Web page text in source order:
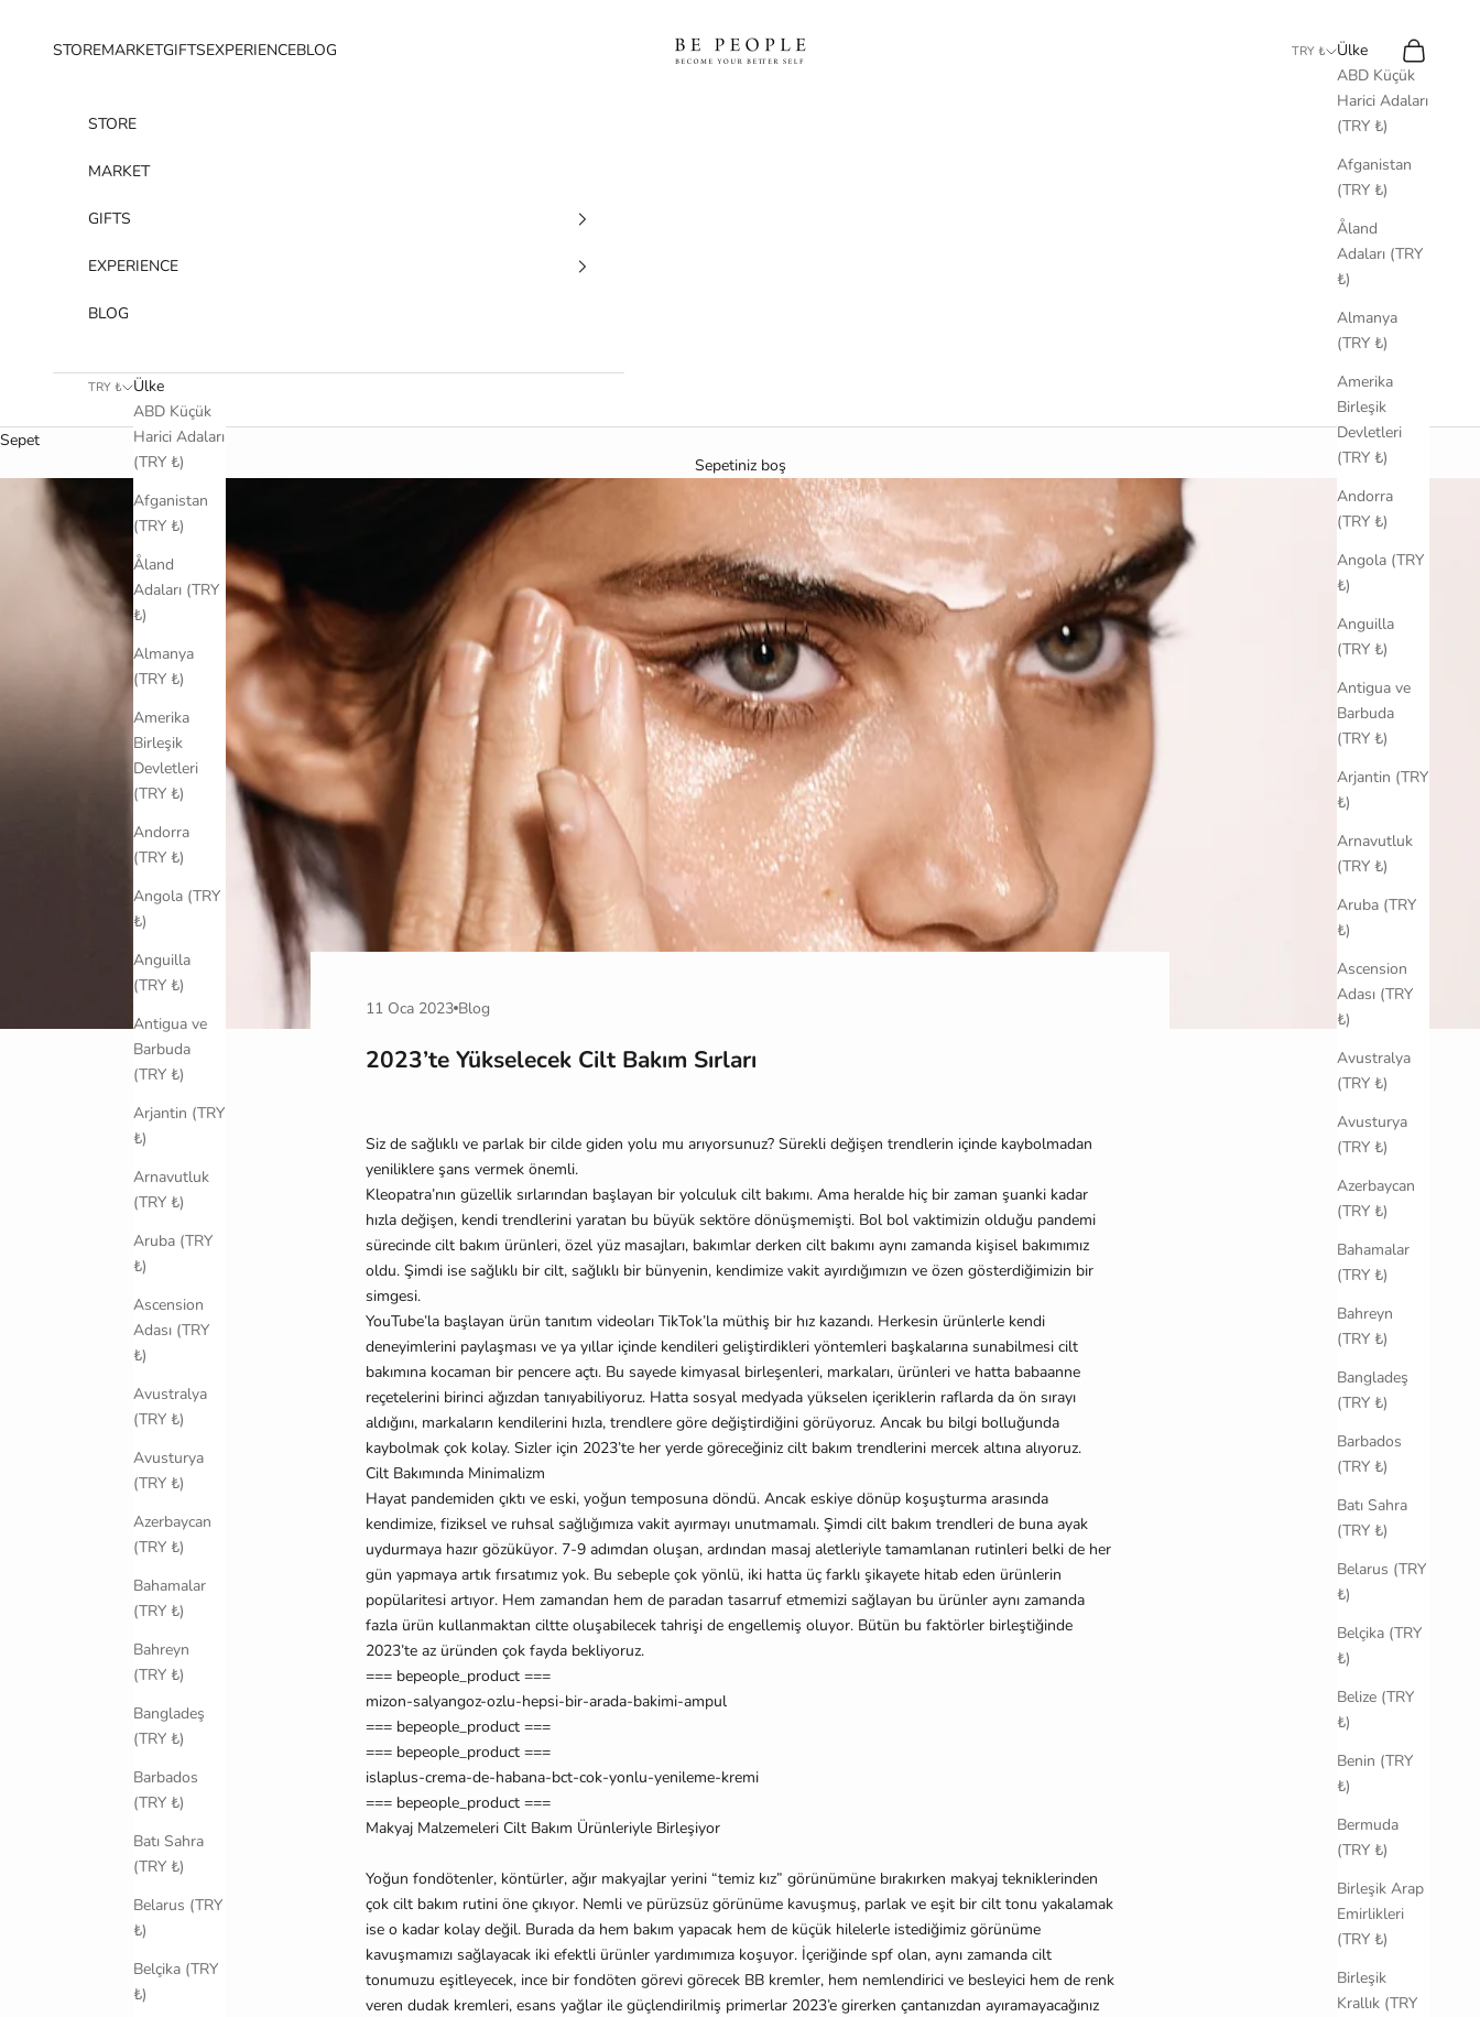
bepeople.co
STOREMARKETGIFTSEXPERIENCEBLOG TRY ₺
Ülke
ABD Küçük
Harici Adaları
(TRY ₺)
Afganistan
(TRY ₺)
Åland
Adaları (TRY
₺)
Almanya
(TRY ₺)
Amerika
Birleşik
Devletleri
(TRY ₺)
Andorra
(TRY ₺)
Angola (TRY
₺)
Anguilla
(TRY ₺)
Antigua ve
Barbuda
(TRY ₺)
Arjantin (TRY
₺)
Arnavutluk
(TRY ₺)
Aruba (TRY
₺)
Ascension
Adası (TRY
₺)
Avustralya
(TRY ₺)
Avusturya
(TRY ₺)
Azerbaycan
(TRY ₺)
Bahamalar
(TRY ₺)
Bahreyn
(TRY ₺)
Bangladeş
(TRY ₺)
Barbados
(TRY ₺)
Batı Sahra
(TRY ₺)
Belarus (TRY
₺)
Belçika (TRY
₺)
Belize (TRY
₺)
Benin (TRY
₺)
Bermuda
(TRY ₺)
Birleşik Arap
Emirlikleri
(TRY ₺)
Birleşik
Krallık (TRY
Sepet
STORE
MARKET
GIFTS
EXPERIENCE
BLOG
TRY ₺
Ülke
ABD Küçük
Harici Adaları
(TRY ₺)
Afganistan
(TRY ₺)
Åland
Adaları (TRY
₺)
Almanya
(TRY ₺)
Amerika
Birleşik
Devletleri
(TRY ₺)
Andorra
(TRY ₺)
Angola (TRY
₺)
Anguilla
(TRY ₺)
Antigua ve
Barbuda
(TRY ₺)
Arjantin (TRY
₺)
Arnavutluk
(TRY ₺)
Aruba (TRY
₺)
Ascension
Adası (TRY
₺)
Avustralya
(TRY ₺)
Avusturya
(TRY ₺)
Azerbaycan
(TRY ₺)
Bahamalar
(TRY ₺)
Bahreyn
(TRY ₺)
Bangladeş
(TRY ₺)
Barbados
(TRY ₺)
Batı Sahra
(TRY ₺)
Belarus (TRY
₺)
Belçika (TRY
₺)
Sepet
Sepetiniz boş
11 Oca 2023 Blog
2023’te Yükselecek Cilt Bakım Sırları
Siz de sağlıklı ve parlak bir cilde giden yolu mu arıyorsunuz? Sürekli değişen trendlerin içinde kaybolmadan
yeniliklere şans vermek önemli.
Kleopatra’nın güzellik sırlarından başlayan bir yolculuk cilt bakımı. Ama heralde hiç bir zaman şuanki kadar
hızla değişen, kendi trendlerini yaratan bu büyük sektöre dönüşmemişti. Bol bol vaktimizin olduğu pandemi
sürecinde cilt bakım ürünleri, özel yüz masajları, bakımlar derken cilt bakımı aynı zamanda kişisel bakımımız
oldu. Şimdi ise sağlıklı bir cilt, sağlıklı bir bünyenin, kendimize vakit ayırdığımızın ve özen gösterdiğimizin bir
simgesi.
YouTube’la başlayan ürün tanıtım videoları TikTok’la müthiş bir hız kazandı. Herkesin ürünlerle kendi
deneyimlerini paylaşması ve ya yıllar içinde kendileri geliştirdikleri yöntemleri başkalarına sunabilmesi cilt
bakımına kocaman bir pencere açtı. Bu sayede kimyasal birleşenleri, markaları, ürünleri ve hatta babaanne
reçetelerini birinci ağızdan tanıyabiliyoruz. Hatta sosyal medyada yükselen içeriklerin raflarda da ön sırayı
aldığını, markaların kendilerini hızla, trendlere göre değiştirdiğini görüyoruz. Ancak bu bilgi bolluğunda
kaybolmak çok kolay. Sizler için 2023’te her yerde göreceğiniz cilt bakım trendlerini mercek altına alıyoruz.
Cilt Bakımında Minimalizm
Hayat pandemiden çıktı ve eski, yoğun temposuna döndü. Ancak eskiye dönüp koşuşturma arasında
kendimize, fiziksel ve ruhsal sağlığımıza vakit ayırmayı unutmamalı. Şimdi cilt bakım trendleri de buna ayak
uydurmaya hazır gözüküyor. 7-9 adımdan oluşan, ardından masaj aletleriyle tamamlanan rutinleri belki de her
gün yapmaya artık fırsatımız yok. Bu sebeple çok yönlü, iki hatta üç farklı şikayete hitab eden ürünlerin
popülaritesi artıyor. Hem zamandan hem de paradan tasarruf etmemizi sağlayan bu ürünler aynı zamanda
fazla ürün kullanmaktan ciltte oluşabilecek tahrişi de engellemiş oluyor. Bütün bu faktörler birleştiğinde
2023’te az üründen çok fayda bekliyoruz.
=== bepeople_product ===
mizon-salyangoz-ozlu-hepsi-bir-arada-bakimi-ampul
=== bepeople_product ===
=== bepeople_product ===
islaplus-crema-de-habana-bct-cok-yonlu-yenileme-kremi
=== bepeople_product ===
Makyaj Malzemeleri Cilt Bakım Ürünleriyle Birleşiyor
Yoğun fondötenler, köntürler, ağır makyajlar yerini “temiz kız” görünümüne bırakırken makyaj tekniklerinden
çok cilt bakım rutini öne çıkıyor. Nemli ve pürüzsüz görünüme kavuşmuş, parlak ve eşit bir cilt tonu yakalamak
ise o kadar kolay değil. Burada da hem bakım yapacak hem de küçük hilelerle istediğimiz görünüme
kavuşmamızı sağlayacak iki efektli ürünler yardımımıza koşuyor. İçeriğinde spf olan, aynı zamanda cilt
tonumuzu eşitleyecek, ince bir fondöten görevi görecek BB kremler, hem nemlendirici ve besleyici hem de renk
veren dudak kremleri, esans yağlar ile güçlendirilmiş primerlar 2023’e girerken çantanızdan ayıramayacağınız